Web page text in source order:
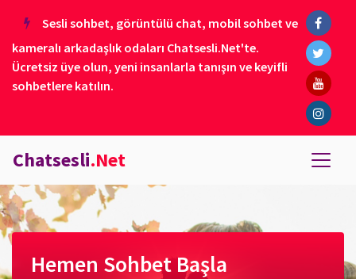
Sesli sohbet, görüntülü chat, mobil sohbet ve
kameralı arkadaşlık odaları Chatsesli.Net'te.
Ücretsiz üye olun, yeni insanlarla tanışın ve keyifli
sohbetlere katılın.
Chatsesli.Net
Hemen Sohbet Başla